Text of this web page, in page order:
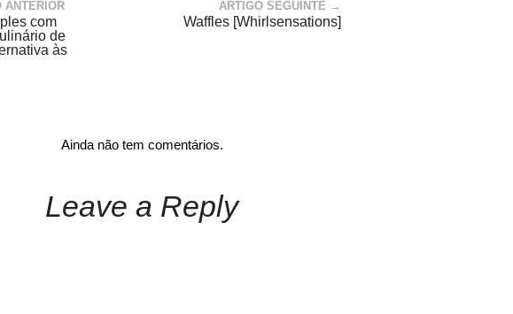
ANTERIOR
com
de
às
ARTIGO SEGUINTE →
Waffles [Whirlsensations]
Ainda não tem comentários.
Leave a Reply